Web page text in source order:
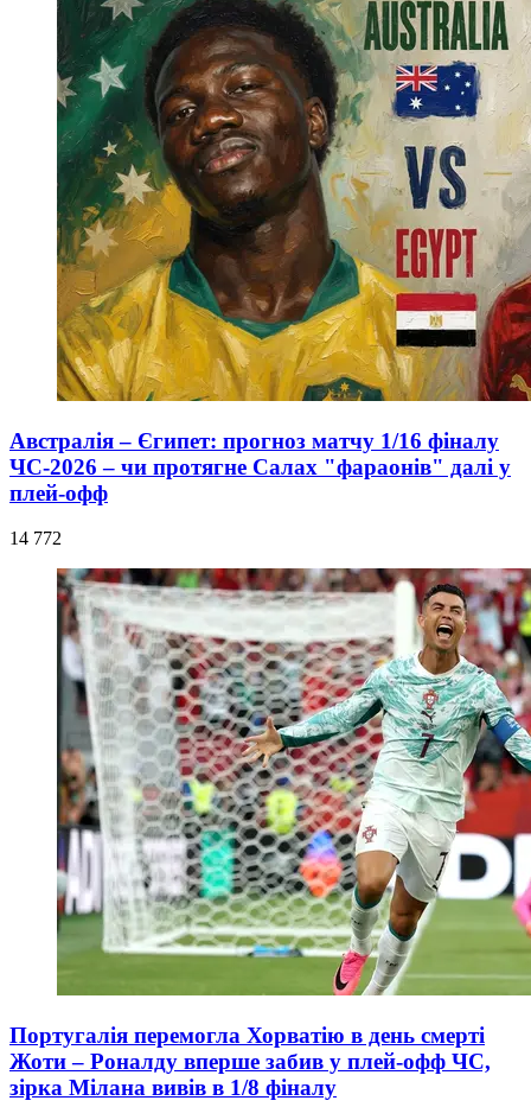
Австралія – Єгипет: прогноз матчу 1/16 фіналу
ЧС-2026 – чи протягне Салах "фараонів" далі у
плей-офф
14 772
Португалія перемогла Хорватію в день смерті
Жоти – Роналду вперше забив у плей-офф ЧС,
зірка Мілана вивів в 1/8 фіналу